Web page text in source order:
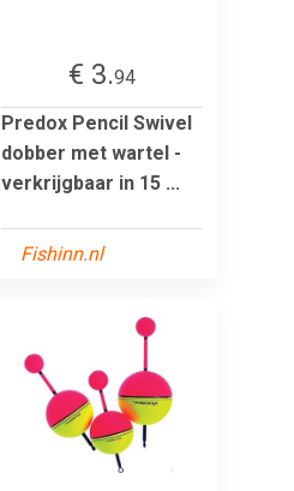
€ 3.94
Predox Pencil Swivel
dobber met wartel -
verkrijgbaar in 15 ...
Fishinn.nl